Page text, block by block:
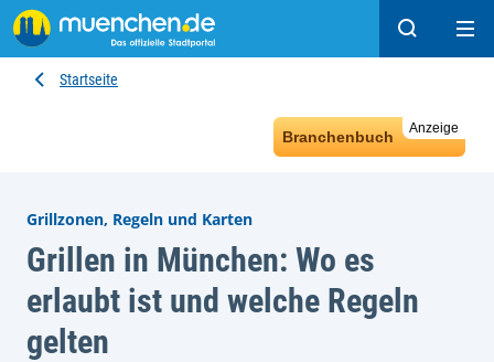
Suchen
Startseite
Anzeige
Branchenbuch
Grillzonen, Regeln und Karten
Grillen in München: Wo es
erlaubt ist und welche Regeln
gelten